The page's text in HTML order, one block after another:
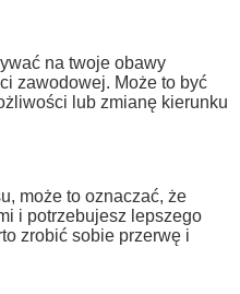
na twoje obawy
zawodowej. Może to być
lub zmianę kierunku
może to oznaczać, że
i potrzebujesz lepszego
zrobić sobie przerwę i